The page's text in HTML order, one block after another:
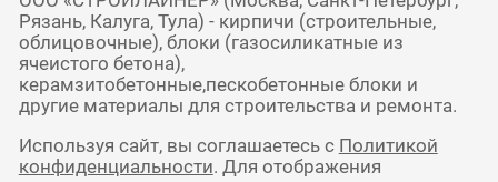
Рязань, Калуга, Тула) - кирпичи (строительные,
облицовочные), блоки (газосиликатные из
ячеистого бетона),
керамзитобетонные,пескобетонные блоки и
другие материалы для строительства и ремонта.
Используя сайт, вы соглашаетесь с Политикой
конфиденциальности. Для отображения